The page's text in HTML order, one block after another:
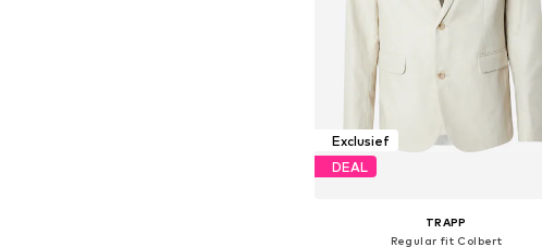
Exclusief
DEAL
TRAPP
Regular fit Colbert